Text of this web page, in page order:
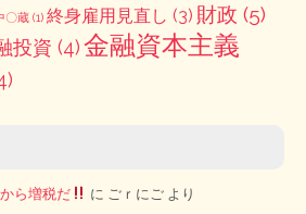
〇蔵 (1) 終身雇用見直し (3) 財政 (5)
投資 (4)金融資本主義
ら増税だ に ごｒにご より